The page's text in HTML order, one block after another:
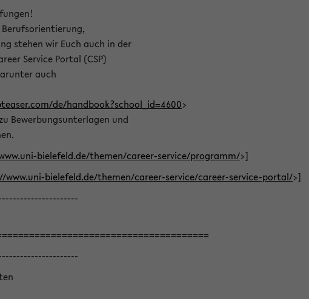
stehen wir Euch auch in der
Service Portal (CSP)
auch
de/handbook?school_id=4600>
Bewerbungsunterlagen und
bielefeld.de/themen/career-service/programm/>]
www.uni-bielefeld.de/themen/career-service/career-service-portal/>]